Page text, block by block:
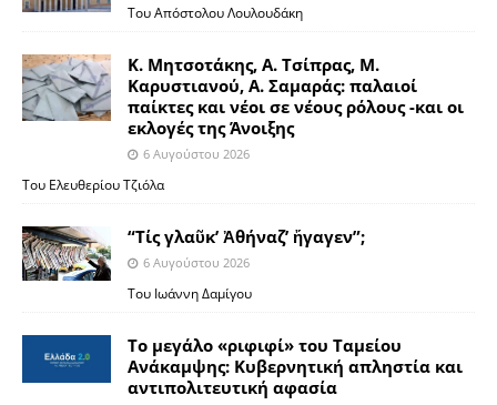
Του Απόστολου Λουλουδάκη
Κ. Μητσοτάκης, Α. Τσίπρας, Μ.
Καρυστιανού, Α. Σαμαράς: παλαιοί
παίκτες και νέοι σε νέους ρόλους -και οι
εκλογές της Άνοιξης
6 Αυγούστου 2026
Του Ελευθερίου Τζιόλα
“Τίς γλαῦκ’ Ἀθήναζ’ ἤγαγεν”;
6 Αυγούστου 2026
Του Ιωάννη Δαμίγου
Το μεγάλο «ριφιφί» του Ταμείου
Ανάκαμψης: Κυβερνητική απληστία και
αντιπολιτευτική αφασία